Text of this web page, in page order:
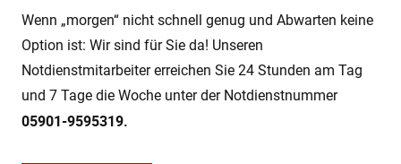
Wenn „morgen“ nicht schnell genug und Abwarten keine
Option ist: Wir sind für Sie da! Unseren
Notdienstmitarbeiter erreichen Sie 24 Stunden am Tag
und 7 Tage die Woche unter der Notdienstnummer
05901-9595319.